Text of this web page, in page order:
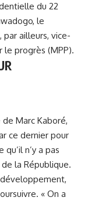
du 22
le
par ailleurs, vice-
progrès (MPP).
Marc Kaboré,
ce dernier pour
n’y a pas
la République.
« On a